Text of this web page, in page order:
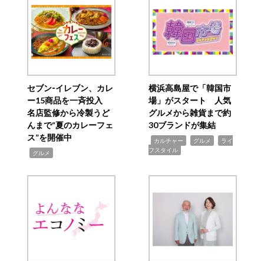
セブン‐イレブン、カレ
ー15商品を一斉投入
名店監修から冷製うど
んまで“夏のカレーフェ
ス”を開催中
グルメ
横浜高島屋で「韓国市
場」がスタート 人気
グルメから雑貨まで約
30ブランドが集結
カルチャー グルメ
ライ
フスタイル